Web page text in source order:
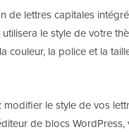
de lettres capitales
le style de votre
couleur, la police et la
modifier le style de vos
de blocs WordPress,